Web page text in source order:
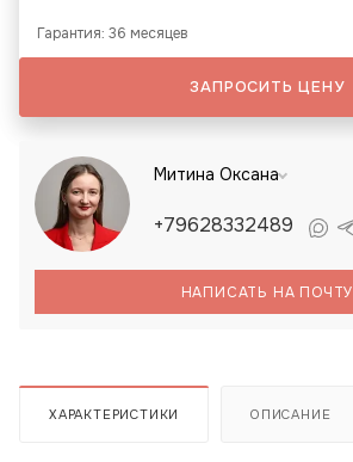
Гарантия: 36 месяцев
ЗАПРОСИТЬ ЦЕНУ
Митина Оксана
+79628332489
НАПИСАТЬ НА ПОЧТУ
ХАРАКТЕРИСТИКИ ОПИСАНИЕ